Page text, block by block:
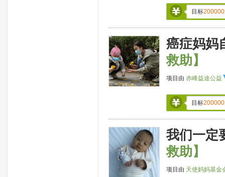
目标200000
癌症妈妈
救助】
项目由 赤峰益途公益
目标200000
我们一定
救助】
项目由 天使妈妈基金